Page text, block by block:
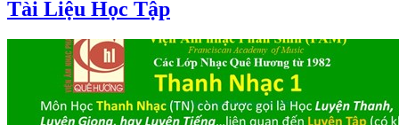
Tài Liệu Học Tập